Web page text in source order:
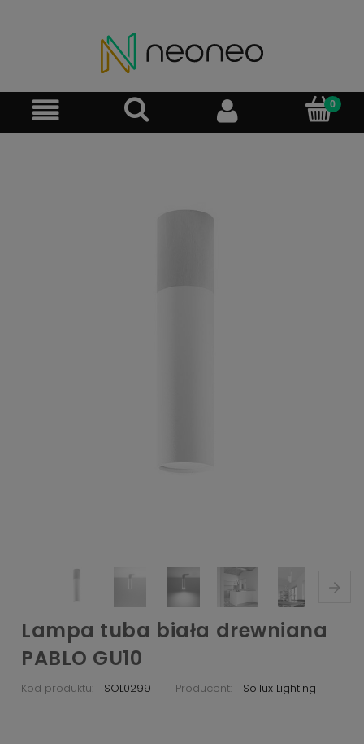
Lampa tuba biała drewniana
PABLO GU10
Producent: Sollux Lighting
Kod produktu: SOL0299